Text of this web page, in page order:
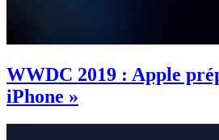
WWDC 2019 : Apple
iPhone »